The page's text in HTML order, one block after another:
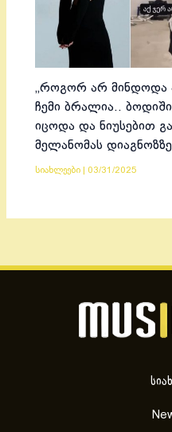
„როგორ არ მინდოდა
ჩემი ბრალია..
იცოდა და ნიუსებით
მელანომას დიაგნოზზე
სიახლეები 03/31/2025